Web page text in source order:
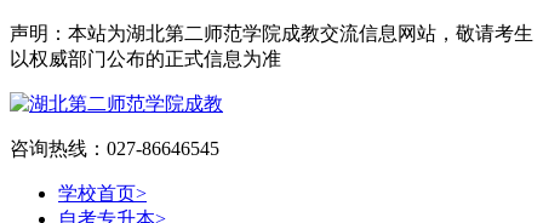
声明：本站为湖北第二师范学院成教交流信息网站，敬请考生
以权威部门公布的正式信息为准
咨询热线：027-86646545
学校首页>
自考专升本>